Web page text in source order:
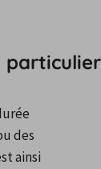
des
ainsi